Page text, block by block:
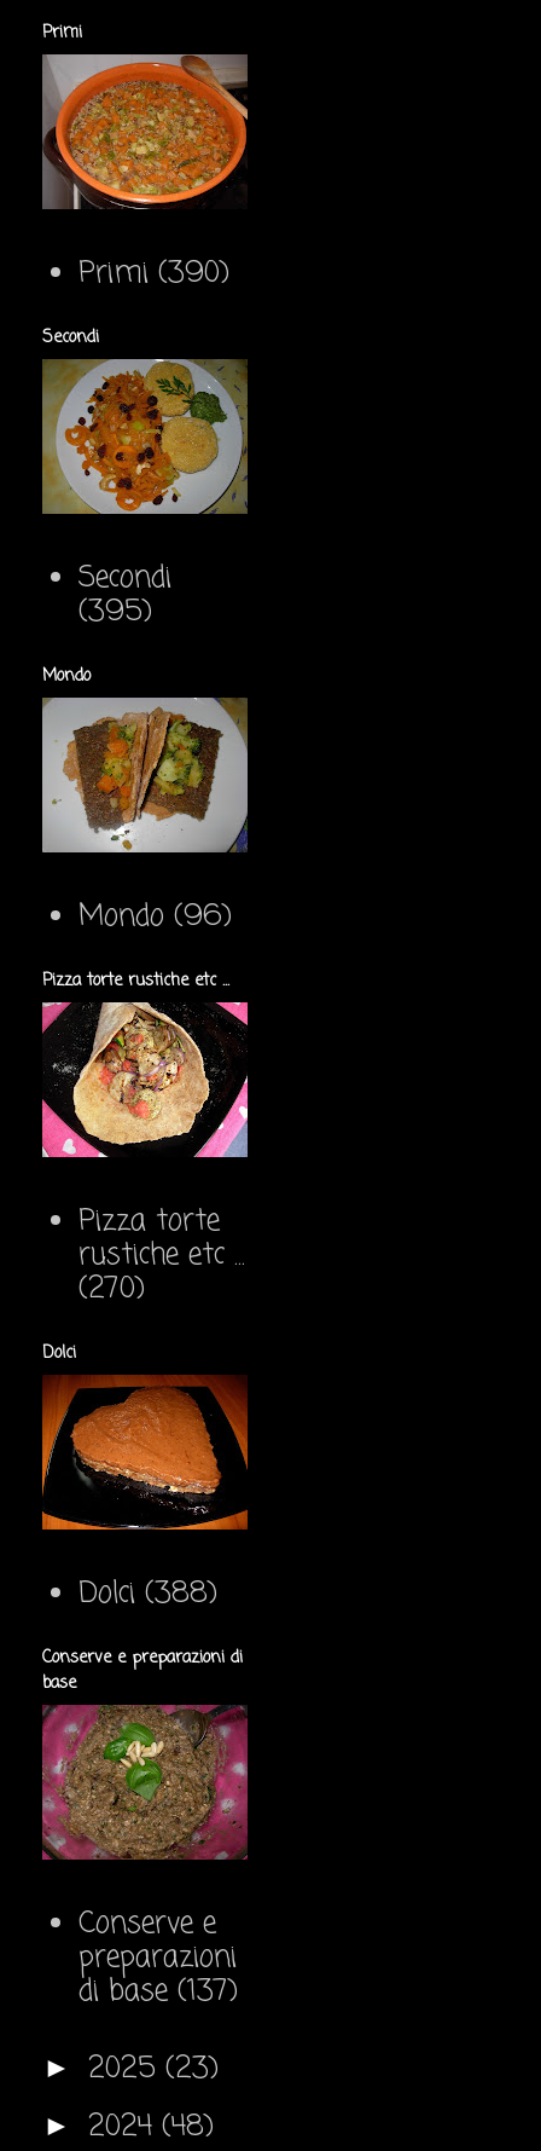
Primi
Primi (390)
Secondi
Secondi
(395)
Mondo
Mondo (96)
Pizza torte rustiche etc ...
Pizza torte
rustiche etc ...
(270)
Dolci
Dolci (388)
Conserve e preparazioni di
base
Conserve e
preparazioni
di base (137)
► 2025 (23)
► 2024 (48)